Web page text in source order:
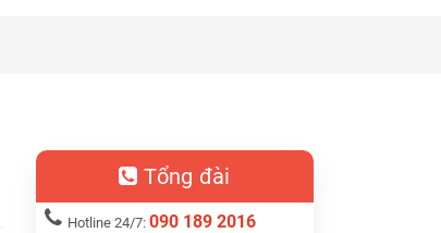
Tổng đài
Hotline 24/7: 090 189 2016